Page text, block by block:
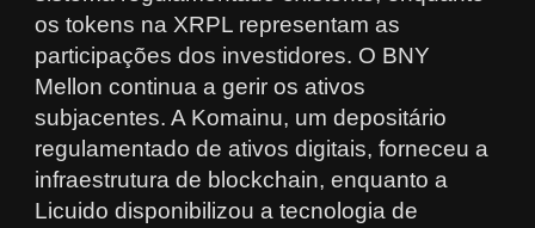
os tokens na XRPL representam as
participações dos investidores. O BNY
Mellon continua a gerir os ativos
subjacentes. A Komainu, um depositário
regulamentado de ativos digitais, forneceu a
infraestrutura de blockchain, enquanto a
Licuido disponibilizou a tecnologia de